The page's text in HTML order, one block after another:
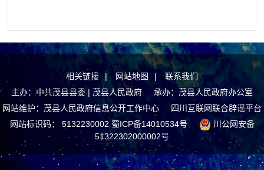
相关链接 | 网站地图 |
联系我们
主办：中共茂县县委 | 茂县人民政府 承办：茂县人民政府办公室
网站维护：茂县人民政府信息公开工作中心 四川互联网联合辟谣平台
网站标识码： 5132230002 蜀ICP备14010534号
川公网安备
51322302000002号